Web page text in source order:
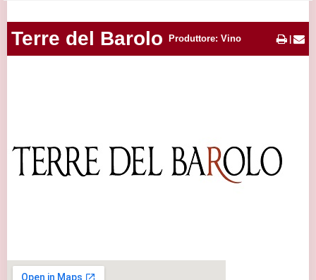
Terre del Barolo Produttore: Vino |